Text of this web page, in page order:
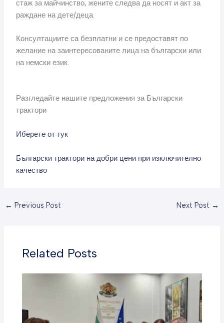
стаж за майчинство, жените следва да носят и акт за
раждане на дете/деца.
Консултациите са безплатни и се предоставят по
желание на заинтересованите лица на български или
на немски език.
Разгледайте нашите предложения за Български
трактори
Иберете от тук
Български трактори на добри цени при изключително
качество
← Previous Post Next Post →
Related Posts